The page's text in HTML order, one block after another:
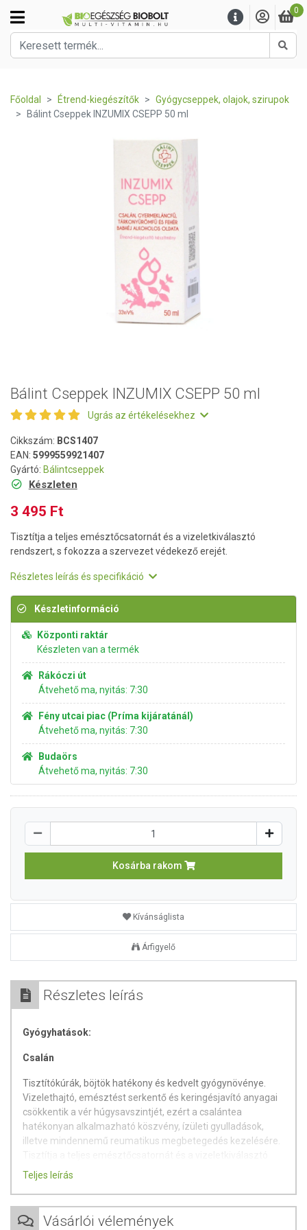
0
Főoldal Étrend-kiegészítők
Gyógycseppek, olajok, szirupok
Bálint Cseppek INZUMIX CSEPP 50 ml
Bálint Cseppek INZUMIX CSEPP 50 ml
Ugrás az értékelésekhez
Cikkszám: BCS1407
EAN: 5999559921407
Gyártó: Bálintcseppek
Készleten
3 495 Ft
Tisztítja a teljes emésztőcsatornát és a vizeletkiválasztó
rendszert, s fokozza a szervezet védekező erejét.
Részletes leírás és specifikáció
Készletinformáció
Központi raktár
Készleten van a termék
Rákóczi út
Átvehető ma, nyitás: 7:30
Fény utcai piac (Príma kijáratánál)
Átvehető ma, nyitás: 7:30
Budaörs
Átvehető ma, nyitás: 7:30
Kosárba rakom
Kívánságlista
Árfigyelő
Részletes leírás
Gyógyhatások:
Csalán
Tisztítókúrák, böjtök hatékony és kedvelt gyógynövénye.
Vizelethajtó, emésztést serkentő és keringésjavító anyagai
csökkentik a vér húgysavszintjét, ezért a csalántea
hatékonyan alkalmazható köszvény, ízületi gyulladások,
illetve mindennemű reumatikus megbetegedés kezelésére.
rendszert, s fokozza a szervezet védekező erejét. A vese és
hólyagkő képződésre hajlamosaknak érdemes
rendszeresen csalánteát fogyasztaniuk. Vértisztító
hatásának köszönhetően enyhítheti az allergiás tüneteket,
így az ekcémát, szénanáthát, asztmát és a csalánkiütést.
Teljes leírás
Vásárlói vélemények